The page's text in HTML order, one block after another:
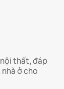
thất, đáp
ở cho